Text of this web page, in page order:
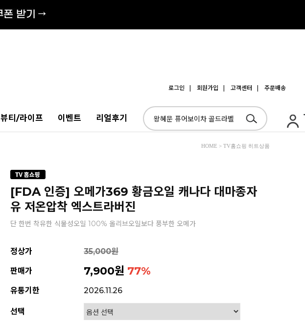
로그인 | 회원가입 | 고객센터 | 주문배송
뷰티/라이프 이벤트 리얼후기
HOME > TV홈쇼핑 히트상품
[FDA 인증] 오메가369 황금오일 캐나다 대마종자
유 저온압착 엑스트라버진
단 한번 착유한 식물성오일 100% 올리브오일보다 풍부한 오메가
정상가 35,000원
판매가 7,900원 77%
유통기한 2026.11.26
선택